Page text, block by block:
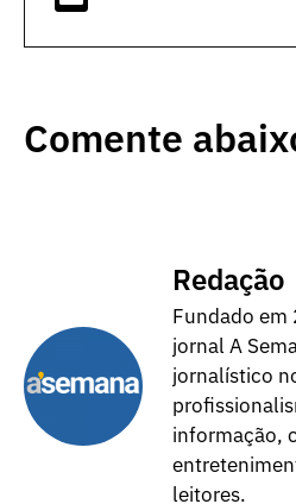
Comente
Redação
Fundado em
jornal A
jornalístico
informação,
leitores.